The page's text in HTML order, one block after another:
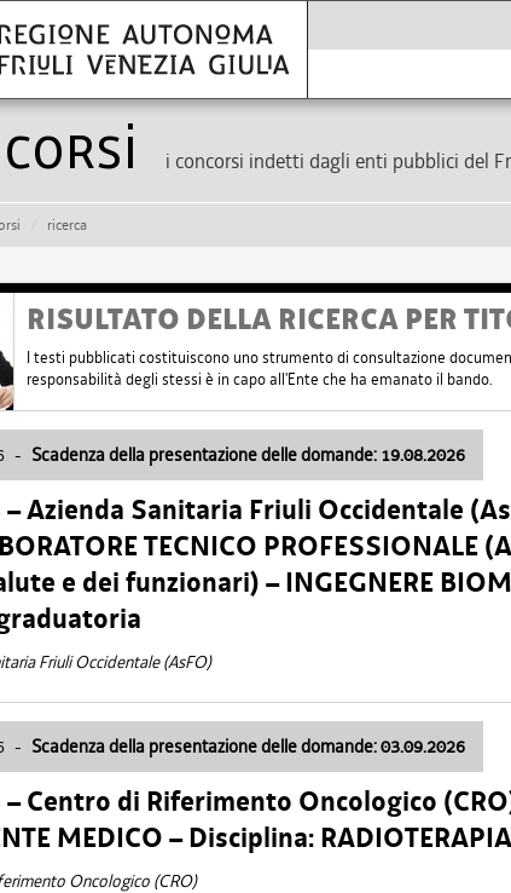
i concorsi indetti dagli enti pubblici del
ricerca
RISULTATO DELLA RICERCA PER
I testi pubblicati costituiscono uno strumento di consultazione
responsabilità degli stessi è in capo all'Ente che ha emanato il bando.
- Scadenza della presentazione delle domande: 19.08.2026
Azienda Sanitaria Friuli Occidentale
TECNICO
e dei funzionari) – INGEGNERE
Friuli Occidentale (AsFO)
- Scadenza della presentazione delle domande: 03.09.2026
Centro di Riferimento Oncologico
MEDICO – Disciplina: RADIOTERAPIA
Oncologico (CRO)